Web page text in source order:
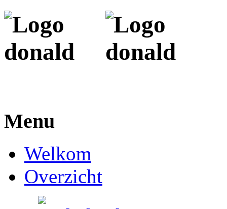
Menu
Welkom
Overzicht